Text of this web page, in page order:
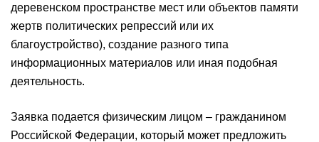
деревенском пространстве мест или объектов памяти
жертв политических репрессий или их
благоустройство), создание разного типа
информационных материалов или иная подобная
деятельность.
Заявка подается физическим лицом – гражданином
Российской Федерации, который может предложить